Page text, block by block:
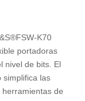
K70
portadoras
nivel de bits. El
simplifica las
de